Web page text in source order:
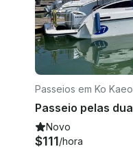
Passeios em Ko Kaeo
Novo
$111/hora